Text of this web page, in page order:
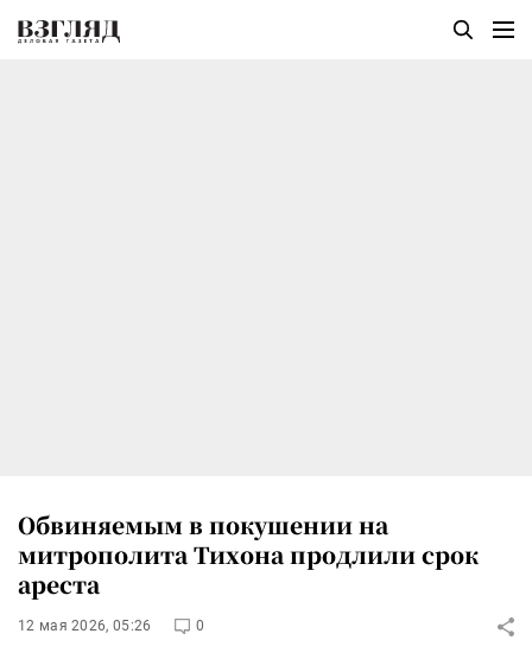
Обвиняемым в покушении на
митрополита Тихона продлили срок
ареста
12 мая 2026, 05:26 0